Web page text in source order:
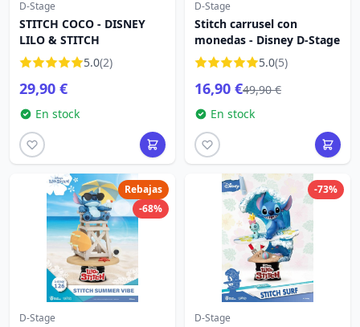
D-Stage
STITCH COCO - DISNEY
LILO & STITCH
5.0(2)
29,90 €
En stock
D-Stage
Stitch carrusel con
monedas - Disney D-Stage
5.0(5)
16,90 €49,90 €
En stock
Rebajas
-68%
D-Stage
-73%
D-Stage